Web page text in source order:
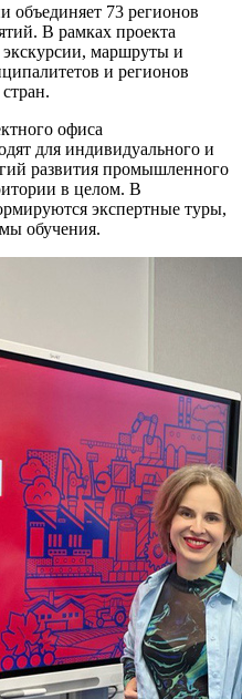
73 регионов
В рамках проекта
экскурсии, маршруты и
и регионов
офиса
для индивидуального и
развития промышленного
в целом. В
экспертные туры,
обучения.